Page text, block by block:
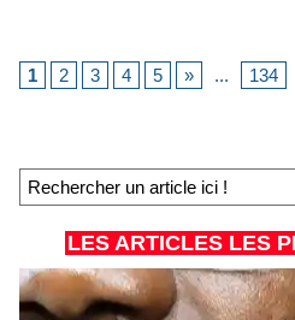
1 2 3 4 5 » ... 134
LES ARTICLES LES